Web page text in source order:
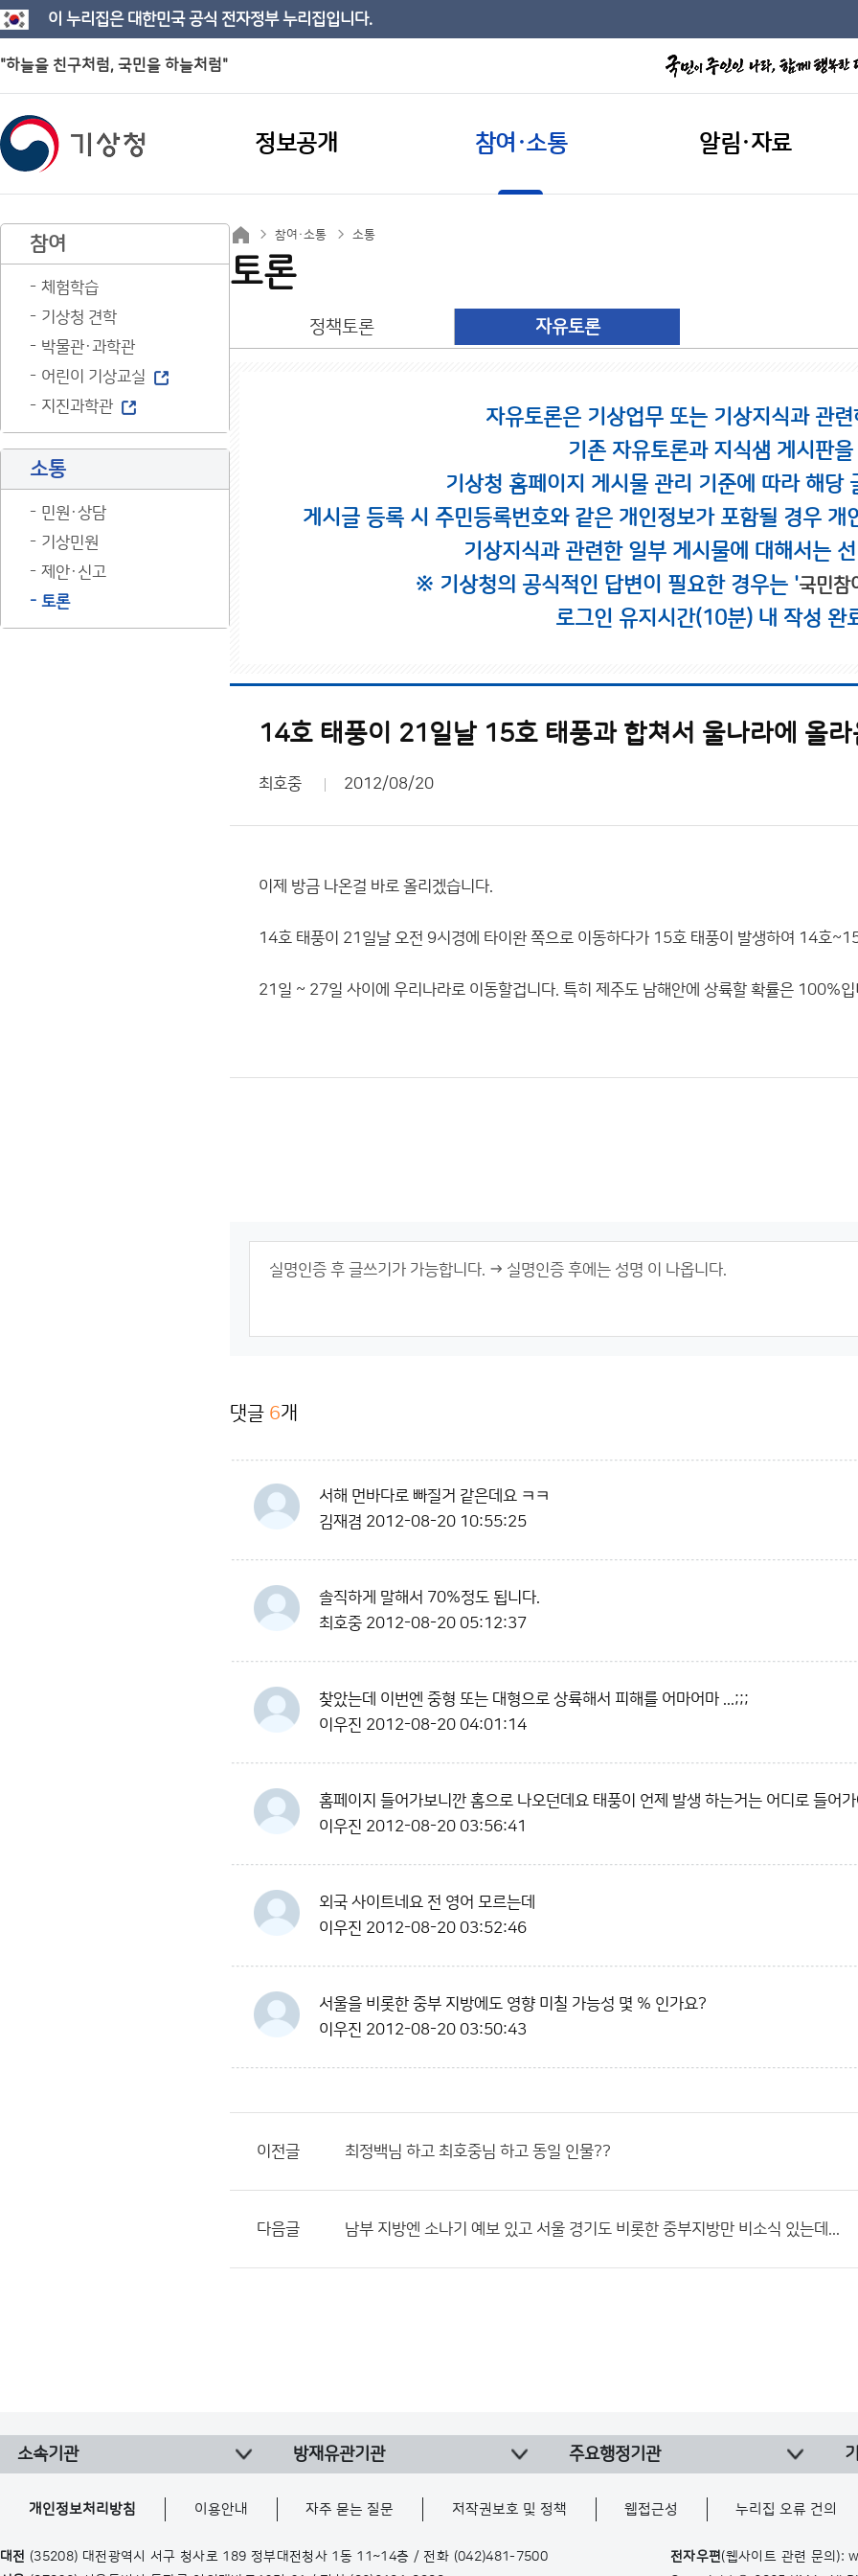
이 누리집은 대한민국 공식 전자정부 누리집입니다.
"하늘을 친구처럼, 국민을 하늘처럼"
정보공개 참여·소통 알림·자료
참여
체험학습
기상청 견학
박물관·과학관
어린이 기상교실
지진과학관
소통
민원·상담
기상민원
제안·신고
토론
참여·소통 소통
토론
정책토론 자유토론
자유토론은 기상업무 또는 기상지식과 관
기존 자유토론과 지식샘 게시판
기상청 홈페이지 게시물 관리 기준에 따라 해당
게시글 등록 시 주민등록번호와 같은 개인정보가 포함될 경우
기상지식과 관련한 일부 게시물에 대해서는
※ 기상청의 공식적인 답변이 필요한 경우는 '국민참
로그인 유지시간(10분) 내 작성 완
14호 태풍이 21일날 15호 태풍과 합쳐서 울나라에 올
최호중 2012/08/20
이제 방금 나온걸 바로 올리겠습니다.
14호 태풍이 21일날 오전 9시경에 타이완 쪽으로 이동하다가 15호 태풍이 발생하여 14호
21일 ~ 27일 사이에 우리나라로 이동할겁니다. 특히 제주도 남해안에 상륙할 확률은 100%
댓글 6개
서해 먼바다로 빠질거 같은데요 ㅋㅋ
김재겸 2012-08-20 10:55:25
솔직하게 말해서 70%정도 됩니다.
최호중 2012-08-20 05:12:37
찾았는데 이번엔 중형 또는 대형으로 상륙해서 피해를 어마어마 ...;;;
이우진 2012-08-20 04:01:14
홈페이지 들어가보니깐 홈으로 나오던데요 태풍이 언제 발생 하는거는 어디로 들어
이우진 2012-08-20 03:56:41
외국 사이트네요 전 영어 모르는데
이우진 2012-08-20 03:52:46
서울을 비롯한 중부 지방에도 영향 미칠 가능성 몇 % 인가요?
이우진 2012-08-20 03:50:43
이전글 최정백님 하고 최호중님 하고 동일 인물??
다음글 남부 지방엔 소나기 예보 있고 서울 경기도 비롯한 중부지방만 비소식 있는데...
소속기관 방재유관기관 주요행정기관
개인정보처리방침 이용안내 자주 묻는 질문 저작권보호 및 정책 웹접근성 누리집 오류 건의
대전 (35208) 대전광역시 서구 청사로 189 정부대전청사 1동 11~14층 / 전화 (042)481-7500
전자우편(웹사이트 관련 문의